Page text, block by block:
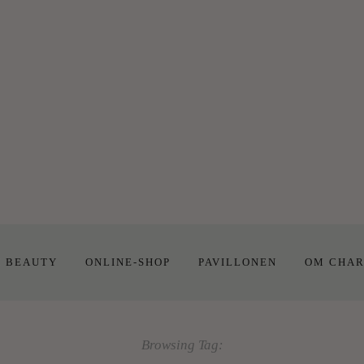
BEAUTY ONLINE-SHOP PAVILLONEN OM
Browsing Tag: